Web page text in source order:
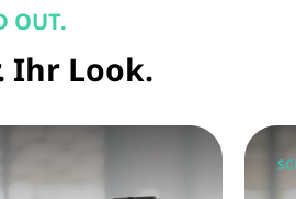
OUT.
Ihr Look.